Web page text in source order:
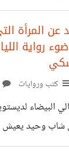
افتتح
كلام غزل
كان سيء،
التفات
هناك من
البشرية ولا
عن المرأة
رواية
كتب وروايات
البيضاء
وحيد يعيش
"ناستينكا"